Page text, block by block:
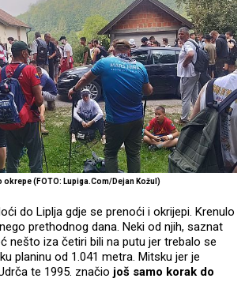
okrepe (FOTO: Lupiga.Com/Dejan Kožul)
do Liplja gdje se prenoći i okrijepi. Krenulo
prethodnog dana. Neki od njih, saznat
nešto iza četiri bili na putu jer trebalo se
planinu od 1.041 metra. Mitsku jer je
te 1995. značio još samo korak do